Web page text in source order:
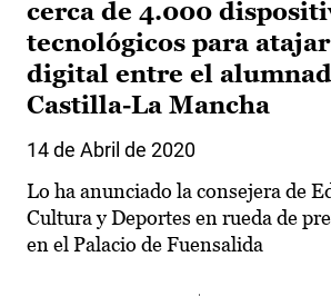
cerca de 4.000
tecnológicos para
digital entre el
Castilla-La Mancha
14 de Abril de 2020
Lo ha anunciado la consejera de
Cultura y Deportes en rueda de
en el Palacio de Fuensalida